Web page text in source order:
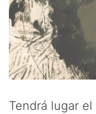
Tendrá lugar